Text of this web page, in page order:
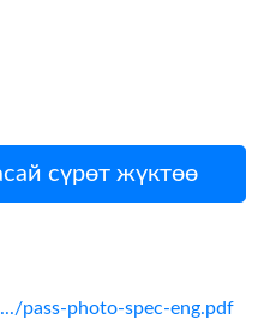
сүрөт жүктөө
pass-photo-spec-eng.pdf